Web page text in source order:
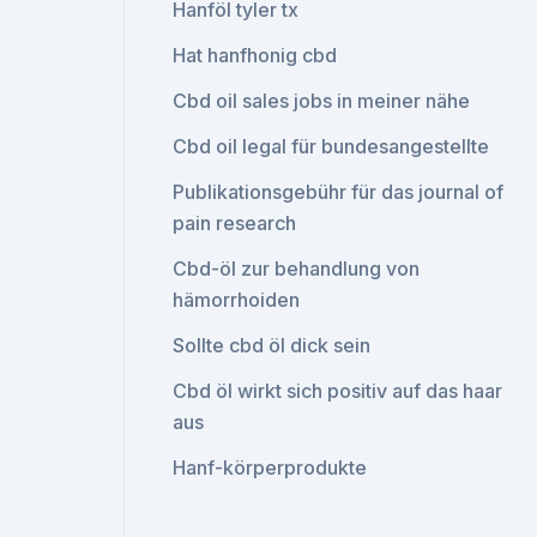
Hanföl tyler tx
Hat hanfhonig cbd
Cbd oil sales jobs in meiner nähe
Cbd oil legal für bundesangestellte
Publikationsgebühr für das journal of
pain research
Cbd-öl zur behandlung von
hämorrhoiden
Sollte cbd öl dick sein
Cbd öl wirkt sich positiv auf das haar
aus
Hanf-körperprodukte